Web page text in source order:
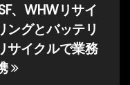
、WHWリサイ
ングとバッテリ
サイクルで業務